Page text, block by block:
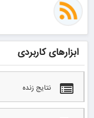
ابزارهای کاربردی
نتایج زنده